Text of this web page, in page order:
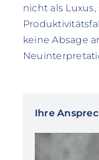
nicht als
keine Absage
Ihre